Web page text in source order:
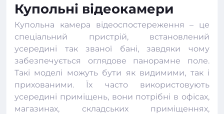
Купольні відеокамери
Купольна камера відеоспостереження – це
спеціальний пристрій, встановлений
усередині так званої бані, завдяки чому
забезпечується оглядове панорамне поле.
Такі моделі можуть бути як видимими, так і
прихованими. Їх часто використовують
усередині приміщень, вони потрібні в офісах,
магазинах, складських приміщеннях,